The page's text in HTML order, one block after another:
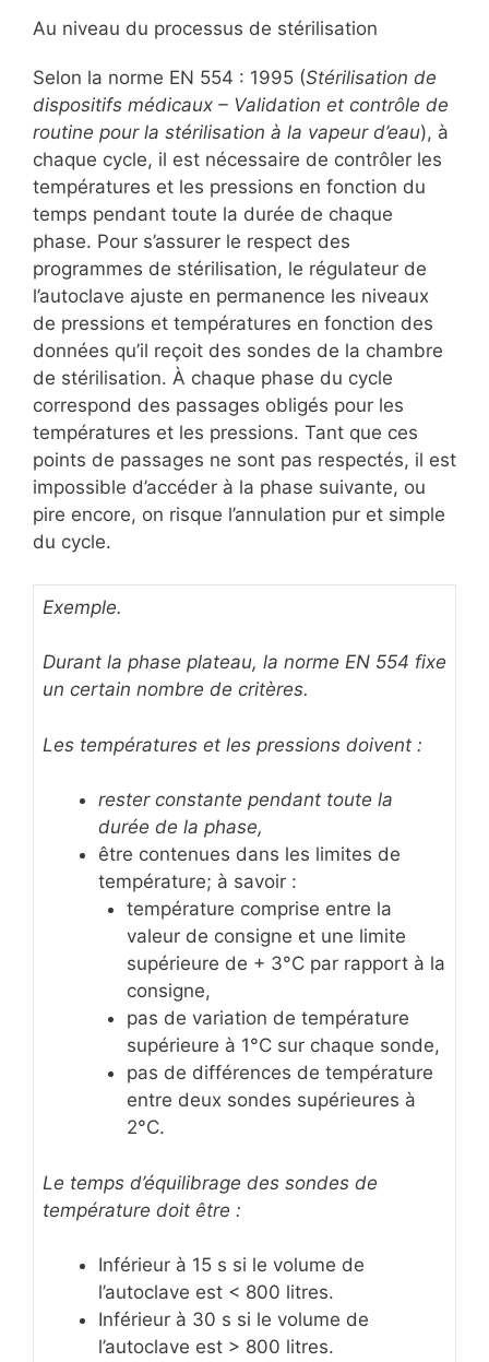
Au niveau du processus de stérilisation
Selon la norme EN 554 : 1995 (Stérilisation de
dispositifs médicaux – Validation et contrôle de
routine pour la stérilisation à la vapeur d’eau), à
chaque cycle, il est nécessaire de contrôler les
températures et les pressions en fonction du
temps pendant toute la durée de chaque
phase. Pour s’assurer le respect des
programmes de stérilisation, le régulateur de
l’autoclave ajuste en permanence les niveaux
de pressions et températures en fonction des
données qu’il reçoit des sondes de la chambre
de stérilisation. À chaque phase du cycle
correspond des passages obligés pour les
températures et les pressions. Tant que ces
points de passages ne sont pas respectés, il est
impossible d’accéder à la phase suivante, ou
pire encore, on risque l’annulation pur et simple
du cycle.
Exemple.
Durant la phase plateau, la norme EN 554 fixe
un certain nombre de critères.
Les températures et les pressions doivent :
rester constante pendant toute la
durée de la phase,
être contenues dans les limites de
température; à savoir :
température comprise entre la
valeur de consigne et une limite
supérieure de + 3°C par rapport à la
consigne,
pas de variation de température
supérieure à 1°C sur chaque sonde,
pas de différences de température
entre deux sondes supérieures à
2°C.
Le temps d’équilibrage des sondes de
température doit être :
Inférieur à 15 s si le volume de
l’autoclave est < 800 litres.
Inférieur à 30 s si le volume de
l’autoclave est > 800 litres.